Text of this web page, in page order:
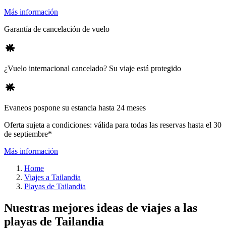
Más información
Garantía de cancelación de vuelo
¿Vuelo internacional cancelado? Su viaje está protegido
Evaneos pospone su estancia hasta 24 meses
Oferta sujeta a condiciones: válida para todas las reservas hasta el 30
de septiembre*
Más información
Home
Viajes a Tailandia
Playas de Tailandia
Nuestras mejores ideas de viajes a las
playas de Tailandia